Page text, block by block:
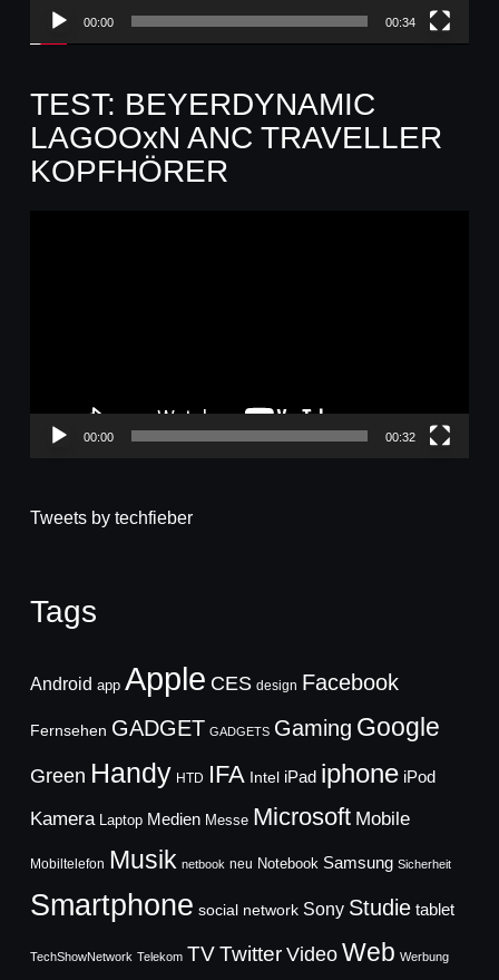
00:00 00:34
TEST: BEYERDYNAMIC
LAGOOxN ANC TRAVELLER
KOPFHÖRER
00:00 00:32
Tweets by techfieber
Tags
Android app Apple CES design Facebook
Fernsehen GADGET GADGETS Gaming Google
Green Handy HTD IFA Intel iPad iphone iPod
Kamera Laptop Medien Messe Microsoft Mobile
Mobiltelefon Musik netbook neu Notebook Samsung Sicherheit
Smartphone social network Sony Studie tablet
TechShowNetwork Telekom TVTwitter Video Web Werbung